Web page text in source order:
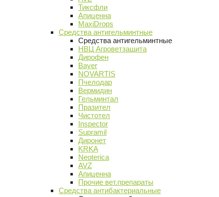
Тиксфли
Апиценна
MaxiDrops
Средства антигельминтные
Средства антигельминтные
НВЦ Агроветзащита
Дирофен
Bayer
NOVARTIS
Пчелодар
Вермидин
Гельминтал
Празител
Чистотел
Inspector
Supramil
Диронет
KRKA
Neoterica
AVZ
Апиценна
Прочие вет.препараты
Средства антибактериальные